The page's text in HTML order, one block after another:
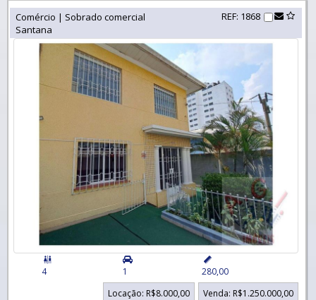
Comércio | Sobrado comercial
Santana
REF: 1868

4 1

280,00
Venda: R$1.250.000,00
Locação: R$8.000,00